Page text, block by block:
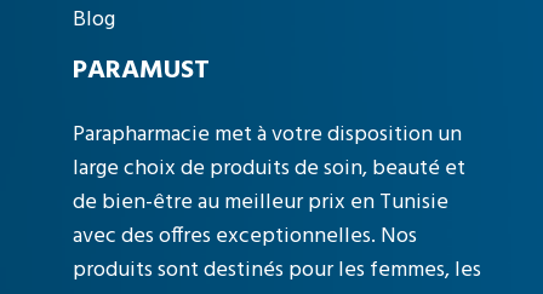
Blog
PARAMUST
Parapharmacie met à votre disposition un
large choix de produits de soin, beauté et
de bien-être au meilleur prix en Tunisie
avec des offres exceptionnelles. Nos
produits sont destinés pour les femmes, les